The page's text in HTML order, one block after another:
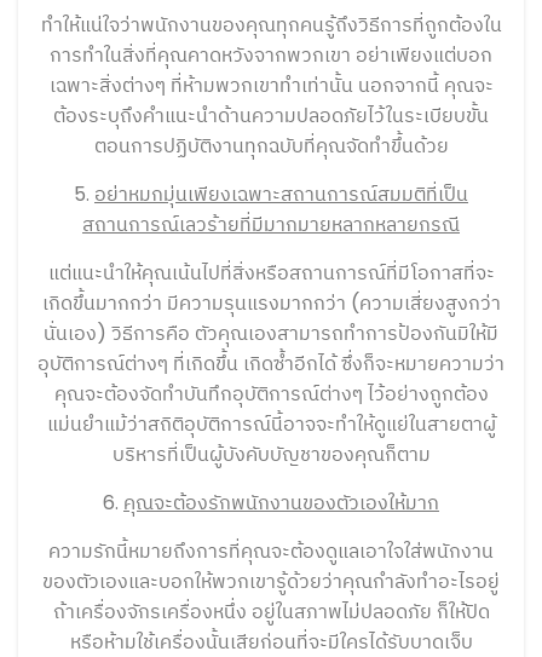
ทำให้แน่ใจว่าพนักงานของคุณทุกคนรู้ถึงวิธีการที่ถูกต้องใน
การทำในสิ่งที่คุณคาดหวังจากพวกเขา อย่าเพียงแต่บอก
เฉพาะสิ่งต่างๆ ที่ห้ามพวกเขาทำเท่านั้น นอกจากนี้ คุณจะ
ต้องระบุถึงคำแนะนำด้านความปลอดภัยไว้ในระเบียบขั้น
ตอนการปฏิบัติงานทุกฉบับที่คุณจัดทำขึ้นด้วย
5. อย่าหมกมุ่นเพียงเฉพาะสถานการณ์สมมติที่เป็น
สถานการณ์เลวร้ายที่มีมากมายหลากหลายกรณี
แต่แนะนำให้คุณเน้นไปที่สิ่งหรือสถานการณ์ที่มีโอกาสที่จะ
เกิดขึ้นมากกว่า มีความรุนแรงมากกว่า (ความเสี่ยงสูงกว่า
นั่นเอง) วิธีการคือ ตัวคุณเองสามารถทำการป้องกันมิให้มี
อุบัติการณ์ต่างๆ ที่เกิดขึ้น เกิดซ้ำอีกได้ ซึ่งก็จะหมายความว่า
คุณจะต้องจัดทำบันทึกอุบัติการณ์ต่างๆ ไว้อย่างถูกต้อง
แม่นยำแม้ว่าสถิติอุบัติการณ์นี้อาจจะทำให้ดูแย่ในสายตาผู้
บริหารที่เป็นผู้บังคับบัญชาของคุณก็ตาม
6. คุณจะต้องรักพนักงานของตัวเองให้มาก
ความรักนี้หมายถึงการที่คุณจะต้องดูแลเอาใจใส่พนักงาน
ของตัวเองและบอกให้พวกเขารู้ด้วยว่าคุณกำลังทำอะไรอยู่
ถ้าเครื่องจักรเครื่องหนึ่ง อยู่ในสภาพไม่ปลอดภัย ก็ให้ปิด
หรือห้ามใช้เครื่องนั้นเสียก่อนที่จะมีใครได้รับบาดเจ็บ